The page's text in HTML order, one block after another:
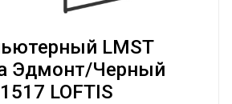
LMST
Эдмонт/Черный
LOFTIS